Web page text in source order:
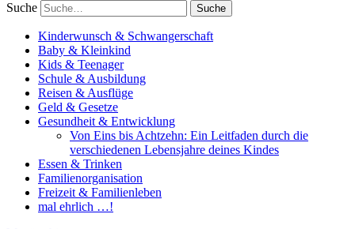
Suche
Kinderwunsch & Schwangerschaft
Baby & Kleinkind
Kids & Teenager
Schule & Ausbildung
Reisen & Ausflüge
Geld & Gesetze
Gesundheit & Entwicklung
Von Eins bis Achtzehn: Ein Leitfaden durch die
verschiedenen Lebensjahre deines Kindes
Essen & Trinken
Familienorganisation
Freizeit & Familienleben
mal ehrlich …!